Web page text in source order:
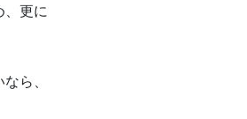
、更に
ら、